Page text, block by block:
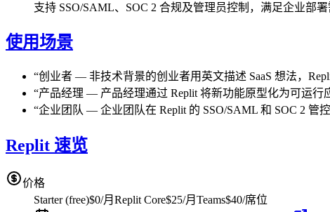
支持 SSO/SAML、SOC 2 合规及管理员控制，满足企业部署
使用场景
“创业者 — 非技术背景的创业者用英文描述 SaaS 想法，
“产品经理 — 产品经理通过 Replit 将新功能原型化为可运行
“企业团队 — 企业团队在 Replit 的 SSO/SAML 和 SOC 2 管
Replit 速览
价格
Starter (free)$0/月 Replit Core$25/月 Teams$40/席位